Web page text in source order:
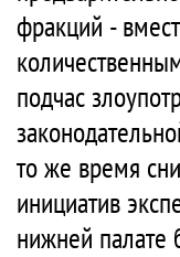
фракций -
подчас
то же время
инициатив
нижней палате